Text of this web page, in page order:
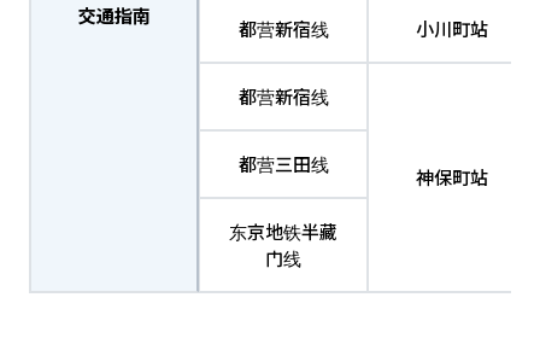
交通指南
都营新宿线 小川町站
都营新宿线
神保町站
都营三田线
东京地铁半藏
门线